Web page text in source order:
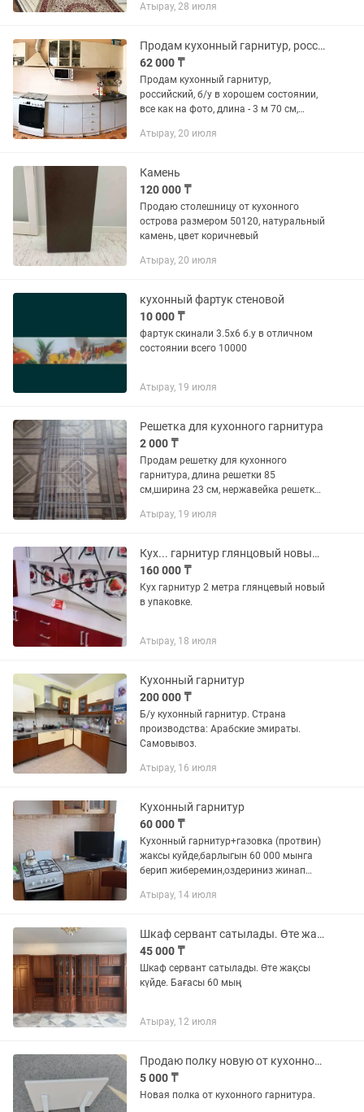
Атырау, 28 июля
Продам кухонный гарнитур, российский, б/у в хорошем состоянии
62 000 ₸
Продам кухонный гарнитур,
российский, б/у в хорошем состоянии,
все как на фото, длина - 3 м 70 см,
- 86 см, высота верхних шкафов - 60 см,
Атырау, 20 июля
Камень
120 000 ₸
Продаю столешницу от кухонного
острова размером 50120, натуральный
камень, цвет коричневый
Атырау, 20 июля
кухонный фартук стеновой
10 000 ₸
фартук скинали 3.5х6 б.у в отличном
состоянии всего 10000
Атырау, 19 июля
Решетка для кухонного гарнитура
2 000 ₸
Продам решетку для кухонного
гарнитура, длина решетки 85
см,ширина 23 см, нержавейка решетки
см , район жилгородок конечная
Атырау, 19 июля
Кух... гарнитур глянцовый новыйв упаковке 2 метра
160 000 ₸
Кух гарнитур 2 метра глянцевый новый
в упаковке.
Атырау, 18 июля
Кухонный гарнитур
200 000 ₸
Б/у кухонный гарнитур. Страна
производства: Арабские эмираты.
Самовывоз.
Атырау, 16 июля
Кухонный гарнитур
60 000 ₸
Кухонный гарнитур+газовка (протвин)
жаксы куйде,барлыгын 60 000 мынга
берип жиберемин,оздериниз жинап
Атырау, 14 июля
Шкаф сервант сатылады. Өте жақсы ұсталынған.
45 000 ₸
Шкаф сервант сатылады. Өте жақсы
күйде. Бағасы 60 мың
Атырау, 12 июля
Продаю полку новую от кухонного гарнитура
5 000 ₸
Новая полка от кухонного гарнитура.